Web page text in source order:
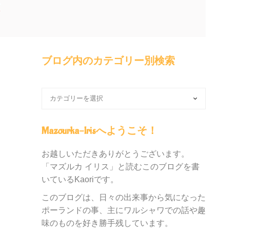
ブログ内のカテゴリー別検索
内
の
テ
ゴ
リ
別
検
索
Mazourka-Irisへようこそ！
お越しいただきありがとうございます。
「マズルカ イリス」と読むこのブログを書
いているKaoriです。
このブログは、日々の出来事から気になった
ポーランドの事、主にワルシャワでの話や趣
味のものを好き勝手残しています。